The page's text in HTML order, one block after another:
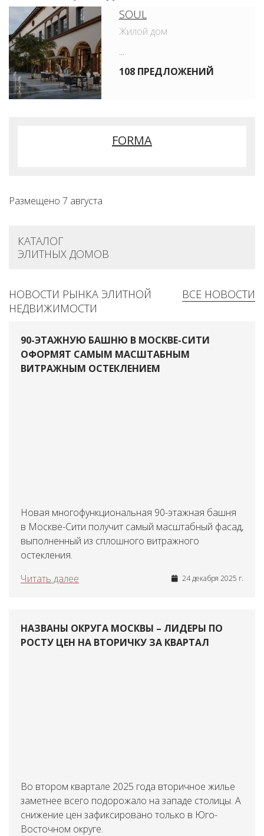
SOUL
Жилой дом
...
108 ПРЕДЛОЖЕНИЙ
FORMA
Размещено 7 августа
КАТАЛОГ
ЭЛИТНЫХ ДОМОВ
ВСЕ НОВОСТИ
НОВОСТИ РЫНКА ЭЛИТНОЙ
НЕДВИЖИМОСТИ
90-ЭТАЖНУЮ БАШНЮ В МОСКВЕ-СИТИ
ОФОРМЯТ САМЫМ МАСШТАБНЫМ
ВИТРАЖНЫМ ОСТЕКЛЕНИЕМ
Новая многофункциональная 90-этажная башня
в Москве-Сити получит самый масштабный фасад,
выполненный из сплошного витражного
остекления.
Читать далее
24 декабря 2025 г.
НАЗВАНЫ ОКРУГА МОСКВЫ – ЛИДЕРЫ ПО
РОСТУ ЦЕН НА ВТОРИЧКУ ЗА КВАРТАЛ
Во втором квартале 2025 года вторичное жилье
заметнее всего подорожало на западе столицы. А
снижение цен зафиксировано только в Юго-
Восточном округе.